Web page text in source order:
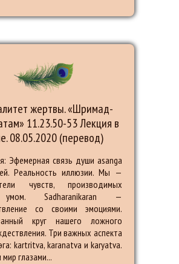
жертвы. «Шримад-
11.23.50-53 Лекция в
08.05.2020 (перевод)
Эфемерная связь души asanga
Реальность иллюзии. Мы —
чувств, производимых
Sadharanikaran —
со своими эмоциями.
круг нашего ложного
Три важных аспекта
kartritva, karanatva и karyatva.
глазами...